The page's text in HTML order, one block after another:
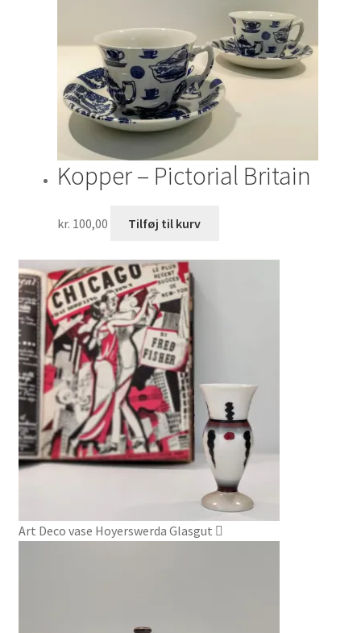
Kopper – Pictorial Britain
kr. 100,00 Tilføj til kurv
Art Deco vase Hoyerswerda Glasgut